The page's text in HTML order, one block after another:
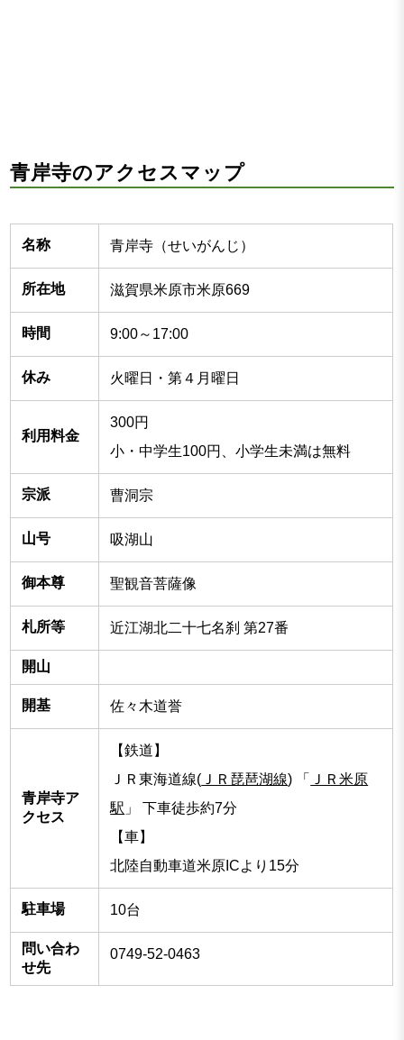
青岸寺のアクセスマップ
名称 青岸寺（せいがんじ）
所在地 滋賀県米原市米原669
時間 9:00～17:00
休み 火曜日・第４月曜日
利用料金
300円
小・中学生100円、小学生未満は無料
宗派 曹洞宗
山号 吸湖山
御本尊 聖観音菩薩像
札所等 近江湖北二十七名刹 第27番
開山
開基 佐々木道誉
青岸寺ア
クセス
【鉄道】
ＪＲ東海道線( ＪＲ琵琶湖線) 「
ＪＲ米原
駅 」 下車徒歩約7分
【車】
北陸自動車道米原ICより15分
駐車場 10台
問い合わ
せ先
0749-52-0463